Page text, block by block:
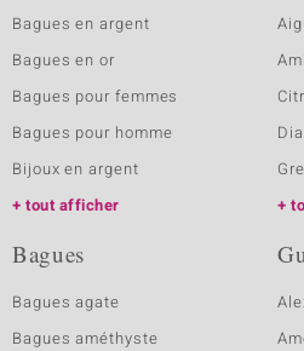
Bagues en argent
Bagues en or
Bagues pour femmes
Bagues pour homme
Bijoux en argent
tout afficher
Bagues
Bagues agate
Bagues améthyste